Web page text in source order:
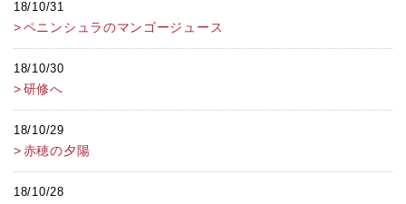
18/10/31
ペニンシュラのマンゴージュース
18/10/30
研修へ
18/10/29
赤穂の夕陽
18/10/28